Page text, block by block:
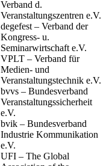
Verband d.
Veranstaltungszentren e.V.
degefest – Verband der
Kongress- u.
Seminarwirtschaft e.V.
VPLT – Verband für
Medien- und
Veranstaltungstechnik e.V.
bvvs – Bundesverband
Veranstaltungssicherheit
e.V.
bvik – Bundesverband
Industrie Kommunikation
e.V.
UFI – The Global